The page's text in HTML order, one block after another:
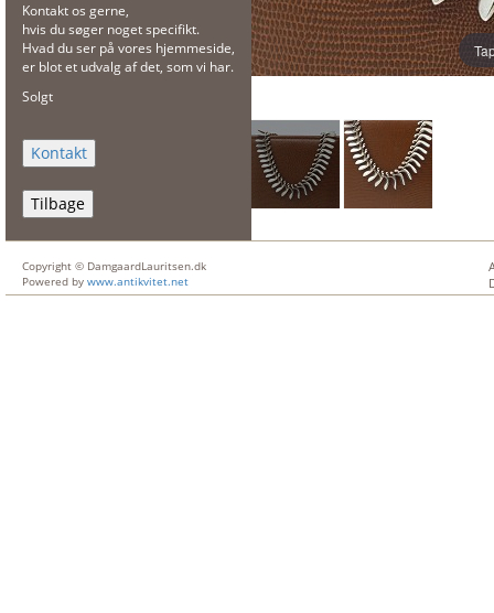
Kontakt os gerne,
hvis du søger noget specifikt.
Hvad du ser på vores hjemmeside,
er blot et udvalg af det, som vi har.
Solgt
Tilbage
Copyright © DamgaardLauritsen.dk
Powered by www.antikvitet.net